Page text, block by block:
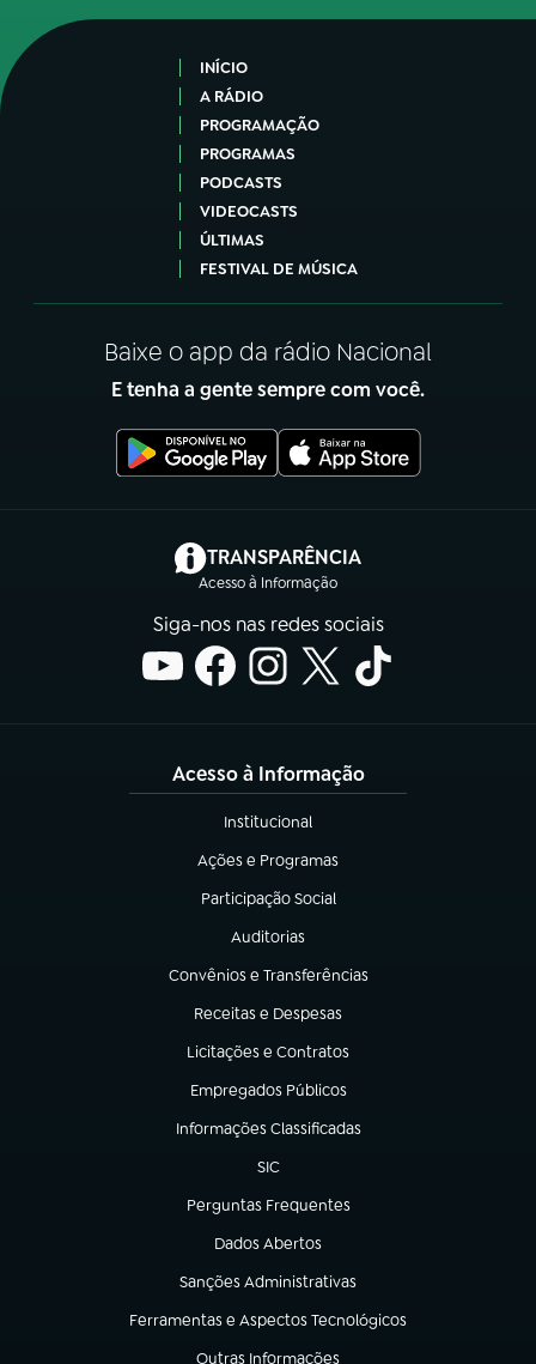
INÍCIO
A RÁDIO
PROGRAMAÇÃO
PROGRAMAS
PODCASTS
VIDEOCASTS
ÚLTIMAS
FESTIVAL DE MÚSICA
Baixe o app da rádio Nacional
E tenha a gente sempre com você.
TRANSPARÊNCIA
Acesso à Informação
(abre em nova aba)
Siga-nos nas redes sociais
Acesso à Informação
Institucional
(abre em nova aba)
Ações e Programas
(abre em nova aba)
Participação Social
(abre em nova aba)
Auditorias
(abre em nova aba)
Convênios e Transferências
(abre em nova aba)
Receitas e Despesas
(abre em nova aba)
Licitações e Contratos
(abre em nova aba)
Empregados Públicos
(abre em nova aba)
Informações Classificadas
(abre em nova aba)
SIC
(abre em nova aba)
Perguntas Frequentes
(abre em nova aba)
Dados Abertos
(abre em nova aba)
Sanções Administrativas
(abre em nova aba)
Ferramentas e Aspectos Tecnológicos
(abre em nova aba)
Outras Informações